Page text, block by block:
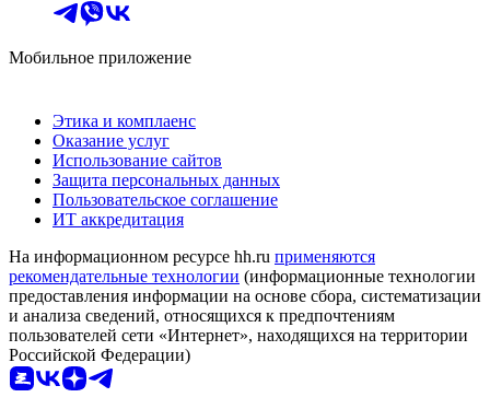
Мобильное приложение
Этика и комплаенс
Оказание услуг
Использование сайтов
Защита персональных данных
Пользовательское соглашение
ИТ аккредитация
На информационном ресурсе hh.ru применяются
рекомендательные технологии (информационные технологии
предоставления информации на основе сбора, систематизации
и анализа сведений, относящихся к предпочтениям
пользователей сети «Интернет», находящихся на территории
Российской Федерации)